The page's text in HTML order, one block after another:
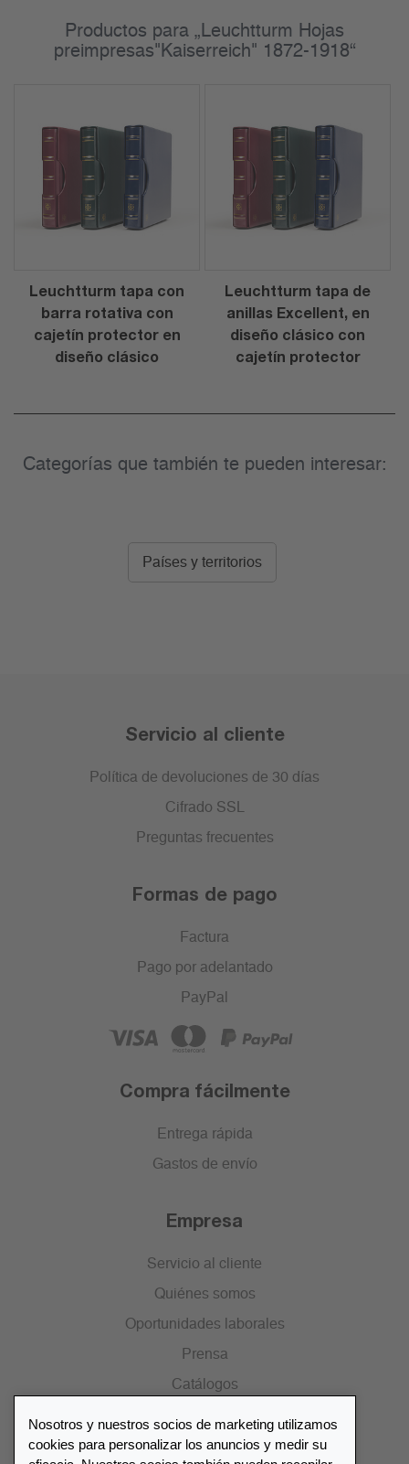
Productos para „Leuchtturm Hojas
preimpresas"Kaiserreich" 1872-1918“
Leuchtturm tapa con
barra rotativa con
cajetín protector en
diseño clásico
Leuchtturm tapa de
anillas Excellent, en
diseño clásico con
cajetín protector
Categorías que también te pueden interesar:
Países y territorios
Servicio al cliente
Política de devoluciones de 30 días
Cifrado SSL
Preguntas frecuentes
Formas de pago
Factura
Pago por adelantado
PayPal
Compra fácilmente
Entrega rápida
Gastos de envío
Empresa
Servicio al cliente
Quiénes somos
Oportunidades laborales
Prensa
Catálogos
Lista de distribuidores
Nosotros y nuestros socios de marketing utilizamos
cookies para personalizar los anuncios y medir su